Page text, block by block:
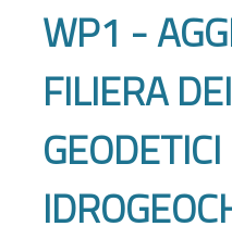
WP1 -
FILIERA